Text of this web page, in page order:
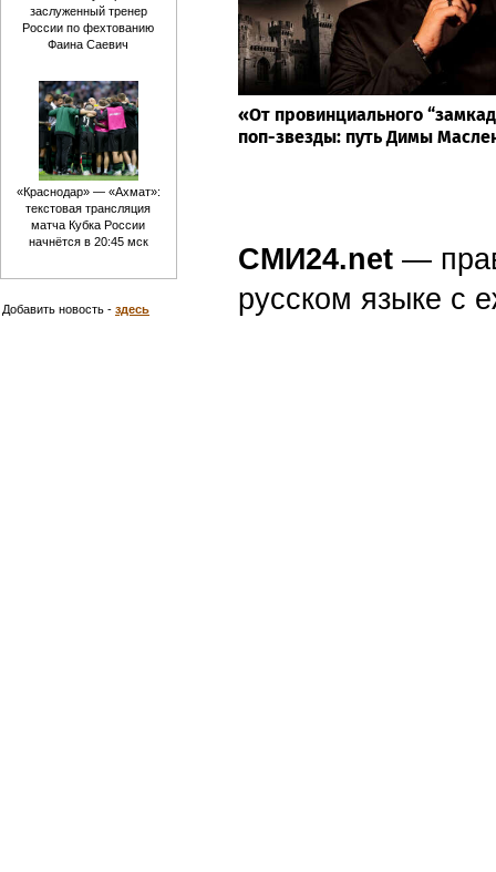
«От провинциального
поп-звезды: путь Димы
СМИ24.net —
русском языке с
заслуженный тренер
России по фехтованию
Фаина Саевич
«Краснодар» — «Ахмат»:
текстовая трансляция
матча Кубка России
начнётся в 20:45 мск
Добавить новость - здесь